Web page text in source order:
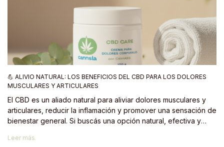
💪 ALIVIO NATURAL: LOS BENEFICIOS DEL CBD PARA LOS DOLORES
MUSCULARES Y ARTICULARES
El CBD es un aliado natural para aliviar dolores musculares y
articulares, reducir la inflamación y promover una sensación de
bienestar general. Si buscás una opción natural, efectiva y
sentí la diferencia desde la primera aplicación.
Leer más